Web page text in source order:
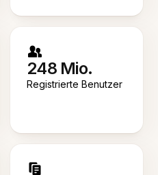
248 Mio.
Registrierte Benutzer